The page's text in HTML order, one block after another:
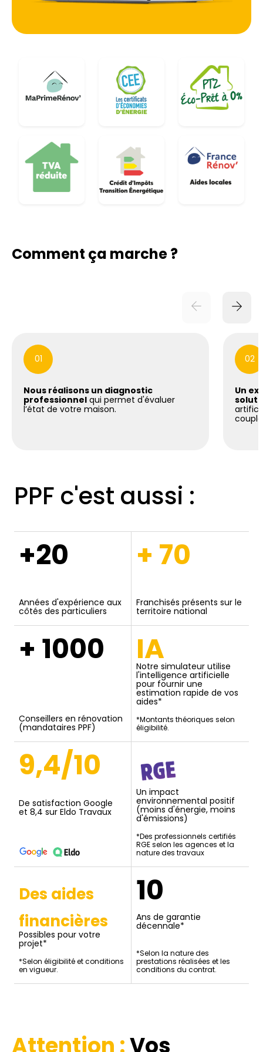
Comment ça marche ?
01
Nous réalisons un diagnostic
professionnel qui permet d'évaluer
l’état de votre maison.
02
Un
PPF c'est aussi :
+20
Années d'expérience aux
côtés des particuliers
+ 70
Franchisés présents sur le
territoire national
+ 1000
Conseillers en rénovation
(mandataires PPF)
IA
Notre simulateur utilise
l'intelligence artificielle
pour fournir une
estimation rapide de vos
aides*
*Montants théoriques selon
éligibilité.
9,4/10
De satisfaction Google
et 8,4 sur Eldo Travaux
Un impact
environnemental positif
(moins d'énergie, moins
d'émissions)
*Des professionnels certifiés
RGE selon les agences et la
nature des travaux
Des aides
financières
Possibles pour votre
projet*
*Selon éligibilité et conditions
en vigueur.
10
Ans de garantie
décennale*
*Selon la nature des
prestations réalisées et les
conditions du contrat.
Attention :Vos